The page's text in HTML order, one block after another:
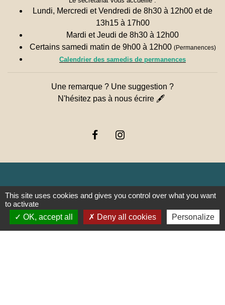
Lundi, Mercredi et Vendredi de 8h30 à 12h00 et de
13h15 à 17h00
Mardi et Jeudi de 8h30 à 12h00
Certains samedi matin de 9h00 à 12h00 (Permanences)
Calendrier des samedis de permanences
Une remarque ? Une suggestion ?
N'hésitez pas à nous écrire 🖋
Liens
PREFECTURE DE SAÔNE ET
This site uses cookies and gives you control over what you want
to activate
OK, accept all
Deny all cookies Personalize